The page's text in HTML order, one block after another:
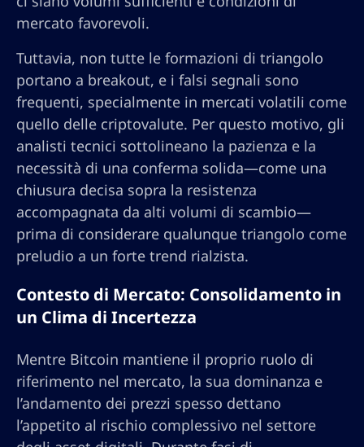
mercato favorevoli.
Tuttavia, non tutte le formazioni di triangolo
portano a breakout, e i falsi segnali sono
frequenti, specialmente in mercati volatili come
quello delle criptovalute. Per questo motivo, gli
analisti tecnici sottolineano la pazienza e la
necessità di una conferma solida—come una
chiusura decisa sopra la resistenza
accompagnata da alti volumi di scambio—
prima di considerare qualunque triangolo come
preludio a un forte trend rialzista.
Contesto di Mercato: Consolidamento in
un Clima di Incertezza
Mentre Bitcoin mantiene il proprio ruolo di
riferimento nel mercato, la sua dominanza e
l’andamento dei prezzi spesso dettano
l’appetito al rischio complessivo nel settore